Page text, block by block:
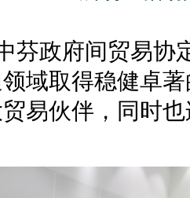
政府间贸易协
域取得稳健卓
易伙伴，同时